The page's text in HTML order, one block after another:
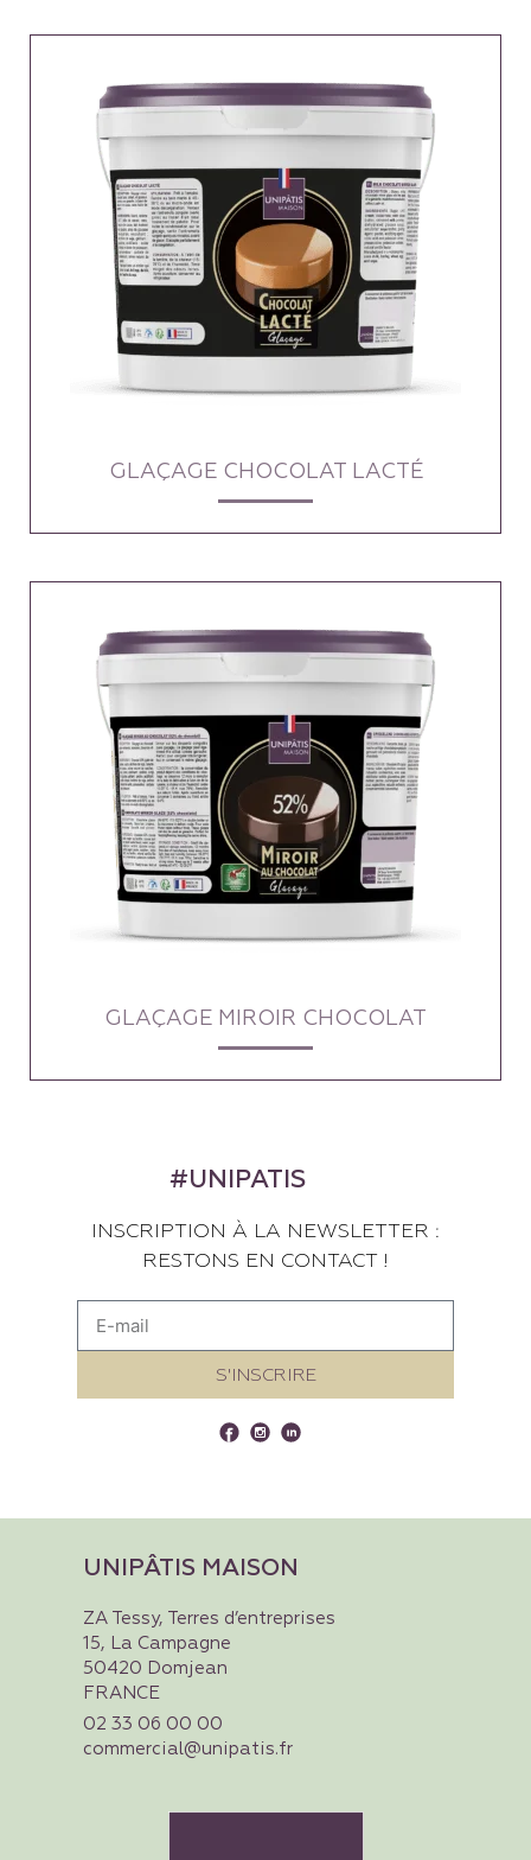
GLAÇAGE CHOCOLAT LACTÉ
GLAÇAGE MIROIR CHOCOLAT
#UNIPATIS
INSCRIPTION À LA NEWSLETTER :
RESTONS EN CONTACT !
S'INSCRIRE
UNIPÂTIS MAISON
ZA Tessy, Terres d’entreprises
15, La Campagne
50420 Domjean
FRANCE
02 33 06 00 00
commercial@unipatis.fr